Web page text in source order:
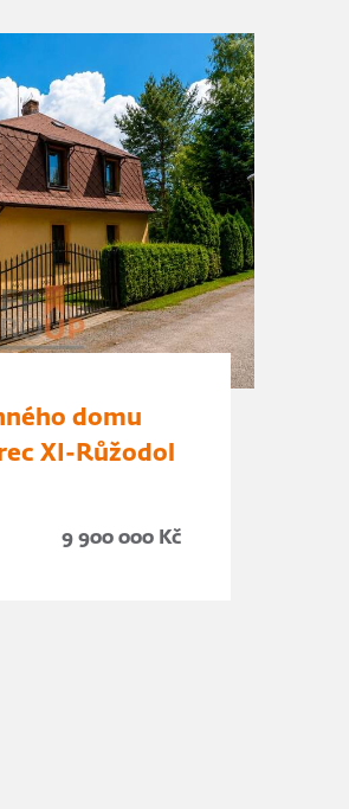
domu
XI-Růžodol
9 900 000 Kč